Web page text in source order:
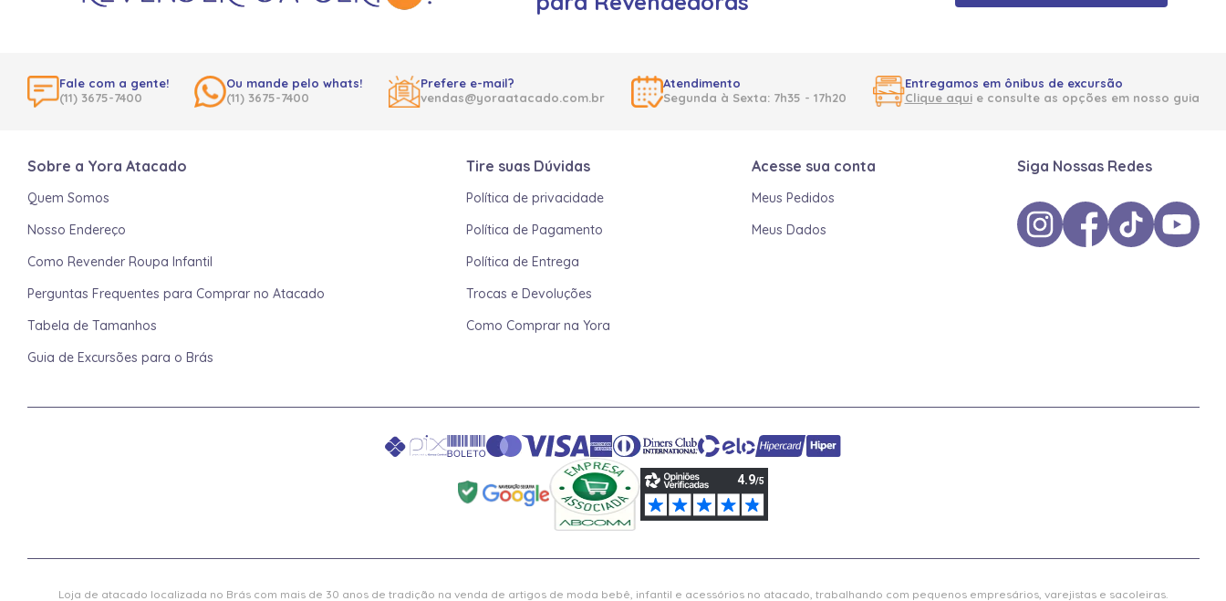
Fale com a gente!
(11) 3675-7400
Ou mande pelo whats!
(11) 3675-7400
Prefere e-mail?
vendas@yoraatacado.com.br
Atendimento
Segunda à Sexta: 7h35 - 17h20
Entregamos em ônibus de excursão
Clique aquie consulte as opções em nosso guia
Sobre a Yora Atacado
Quem Somos
Nosso Endereço
Como Revender Roupa Infantil
Perguntas Frequentes para Comprar no Atacado
Tabela de Tamanhos
Guia de Excursões para o Brás
Tire suas Dúvidas
Política de privacidade
Política de Pagamento
Política de Entrega
Trocas e Devoluções
Como Comprar na Yora
Acesse sua conta
Meus Pedidos
Meus Dados
Siga Nossas Redes
Loja de atacado localizada no Brás com mais de 30 anos de tradição na venda de artigos de moda bebê, infantil e acessórios no atacado, trabalhando com pequenos empresários, varejistas e sacoleiras.